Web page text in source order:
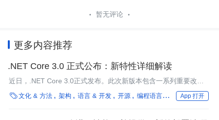
暂无评论
更多内容推荐
.NET Core 3.0 正式公布：新特性详细解读
近日，.NET Core 3.0正式发布。此次新版本包含一系列重要改
进，本文将为开发者详细介绍。
文化 & 方法 架构 语言 & 开发 开源 编程语言 .NET C++
App 打开